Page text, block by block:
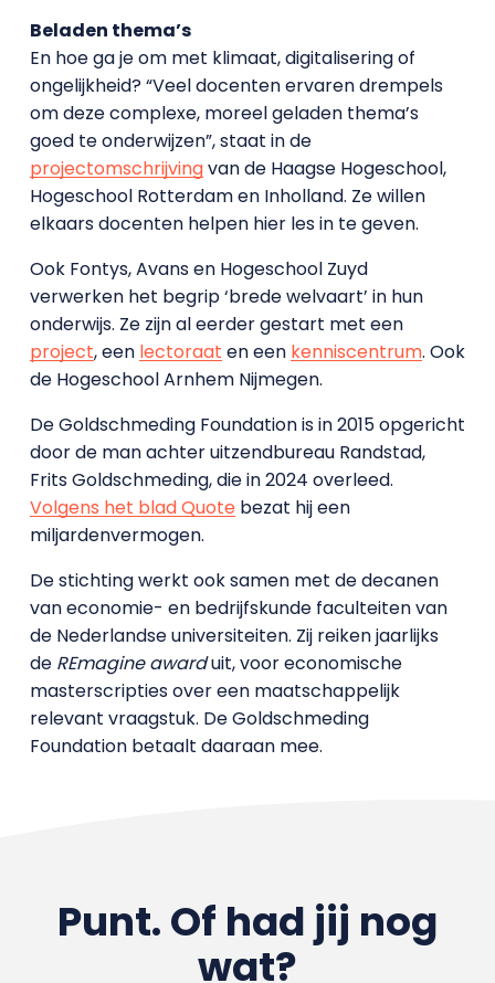
Beladen thema’s
En hoe ga je om met klimaat, digitalisering of
ongelijkheid? “Veel docenten ervaren drempels
om deze complexe, moreel geladen thema’s
goed te onderwijzen”, staat in de
projectomschrijvingvan de Haagse Hogeschool,
Hogeschool Rotterdam en Inholland. Ze willen
elkaars docenten helpen hier les in te geven.
Ook Fontys, Avans en Hogeschool Zuyd
verwerken het begrip ‘brede welvaart’ in hun
onderwijs. Ze zijn al eerder gestart met een
project, een lectoraat en een kenniscentrum. Ook
de Hogeschool Arnhem Nijmegen.
De Goldschmeding Foundation is in 2015 opgericht
door de man achter uitzendbureau Randstad,
Frits Goldschmeding, die in 2024 overleed.
Volgens het blad Quotebezat hij een
miljardenvermogen.
De stichting werkt ook samen met de decanen
van economie- en bedrijfskunde faculteiten van
de Nederlandse universiteiten. Zij reiken jaarlijks
de REmagine awarduit, voor economische
masterscripties over een maatschappelijk
relevant vraagstuk. De Goldschmeding
Foundation betaalt daaraan mee.
Punt. Of had jij nog
wat?